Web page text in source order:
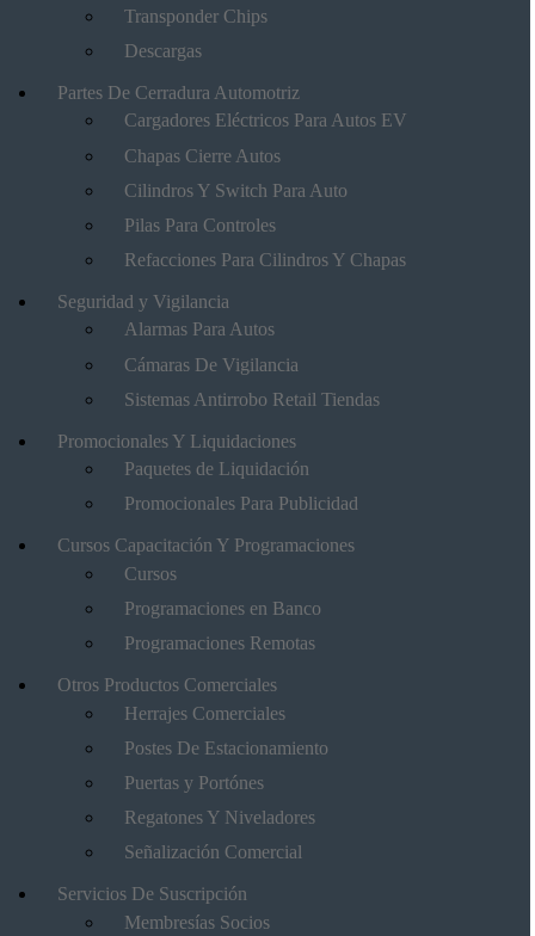
Transponder Chips
Descargas
Partes De Cerradura Automotriz
Cargadores Eléctricos Para Autos EV
Chapas Cierre Autos
Cilindros Y Switch Para Auto
Pilas Para Controles
Refacciones Para Cilindros Y Chapas
Seguridad y Vigilancia
Alarmas Para Autos
Cámaras De Vigilancia
Sistemas Antirrobo Retail Tiendas
Promocionales Y Liquidaciones
Paquetes de Liquidación
Promocionales Para Publicidad
Cursos Capacitación Y Programaciones
Cursos
Programaciones en Banco
Programaciones Remotas
Otros Productos Comerciales
Herrajes Comerciales
Postes De Estacionamiento
Puertas y Portónes
Regatones Y Niveladores
Señalización Comercial
Servicios De Suscripción
Membresías Socios